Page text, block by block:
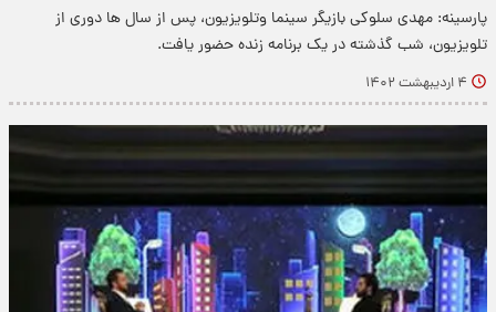
پارسینه: مهدی سلوکی بازیگر سینما و‌تلویزیون، پس از سال ها دوری از
تلویزیون، شب گذشته در یک برنامه زنده حضور یافت.
۴ اردیبهشت ۱۴۰۲